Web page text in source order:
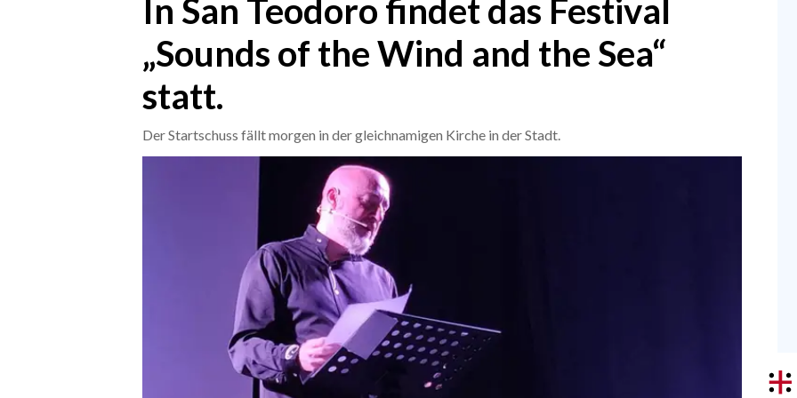
In San Teodoro findet das Festival
„Sounds of the Wind and the Sea“
statt.
Der Startschuss fällt morgen in der gleichnamigen Kirche in der Stadt.